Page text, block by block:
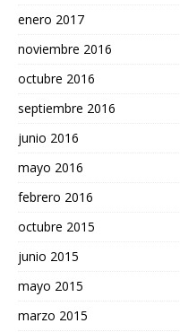
enero 2017
noviembre 2016
octubre 2016
septiembre 2016
junio 2016
mayo 2016
febrero 2016
octubre 2015
junio 2015
mayo 2015
marzo 2015